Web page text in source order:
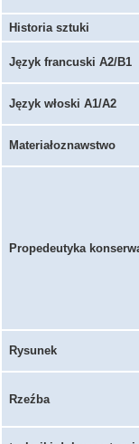
Historia sztuki
Język francuski A2/B1
Język włoski A1/A2
Materiałoznawstwo
Propedeutyka
Rysunek
Rzeźba